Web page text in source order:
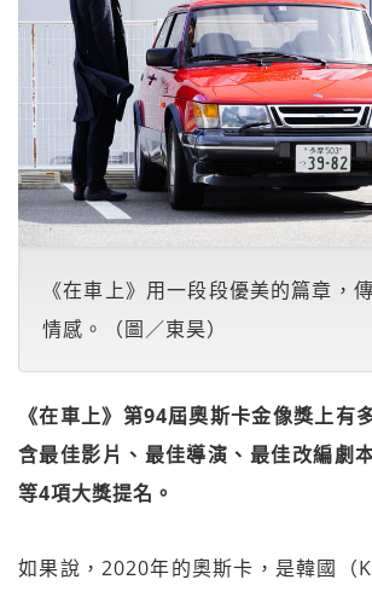
《在車上》用一段段優美的篇章，
情感。（圖／東昊）
《在車上》第94屆奧斯卡金像獎上有
含最佳影片、最佳導演、最佳改編劇
等4項大獎提名。
如果說，2020年的奧斯卡，是韓國（